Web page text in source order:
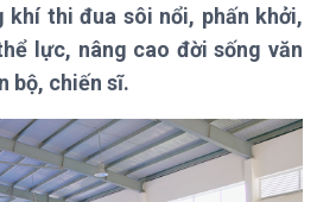
Thời sự 12h
Thời sự 18h
Thời sự 21h30
Bản tin
Chuyên mục
Theo dòng Thời sự
khí thi đua sôi nổi, phấn khởi,
lực, nâng cao đời sống văn
bộ, chiến sĩ.